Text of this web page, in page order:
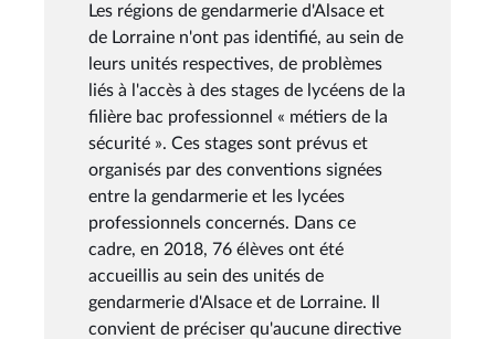
Les régions de gendarmerie d'Alsace et
de Lorraine n'ont pas identifié, au sein de
leurs unités respectives, de problèmes
liés à l'accès à des stages de lycéens de la
filière bac professionnel « métiers de la
sécurité ». Ces stages sont prévus et
organisés par des conventions signées
entre la gendarmerie et les lycées
professionnels concernés. Dans ce
cadre, en 2018, 76 élèves ont été
accueillis au sein des unités de
gendarmerie d'Alsace et de Lorraine. Il
convient de préciser qu'aucune directive